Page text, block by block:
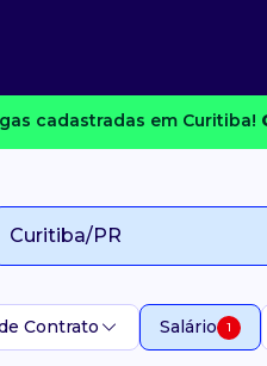
cadastradas em Curitiba!
Contrato Salário 1